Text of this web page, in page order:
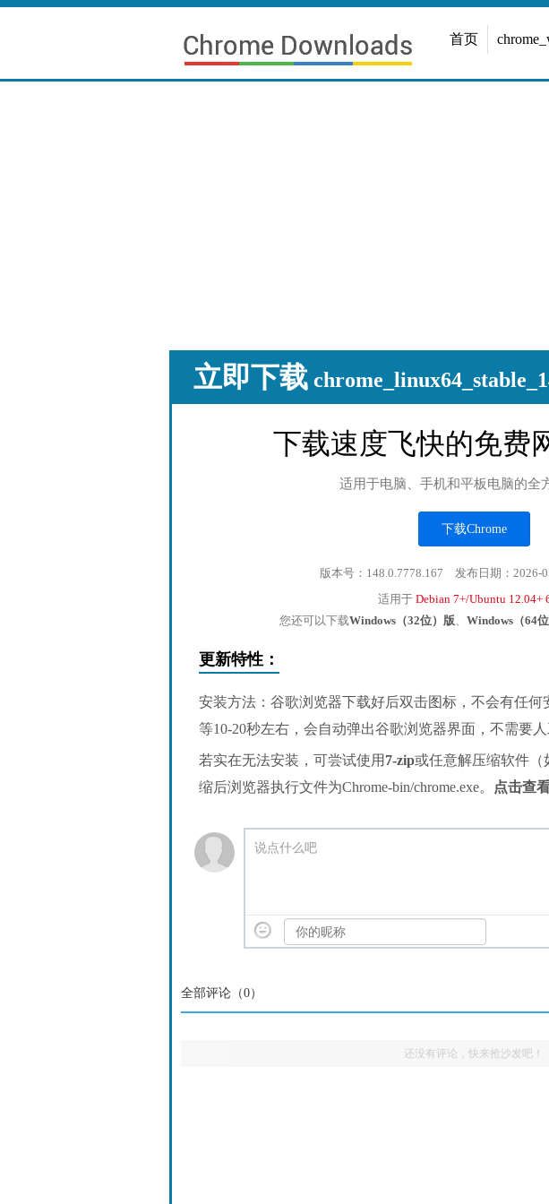
首页
立即下载
下载速度飞快的免费
适用于电脑、手机和平板电脑的全
下载Chrome
版本号：148.0.7778.167 发布日期：2026-
适用于 Debian 7+/Ubuntu 12.04+
您还可以下载Windows（32位）版、 Windows（64
更新特性：
安装方法：谷歌浏览器下载好后双击图标，不会有任
等10-20秒左右，会自动弹出谷歌浏览器界面，不需要人
若实在无法安装，可尝试使用 7-zip或任意解压缩软件（
缩后浏览器执行文件为Chrome-bin/chrome.exe。
点击查
说点什么吧
全部评论（0）
还没有评论，快来抢沙发吧！